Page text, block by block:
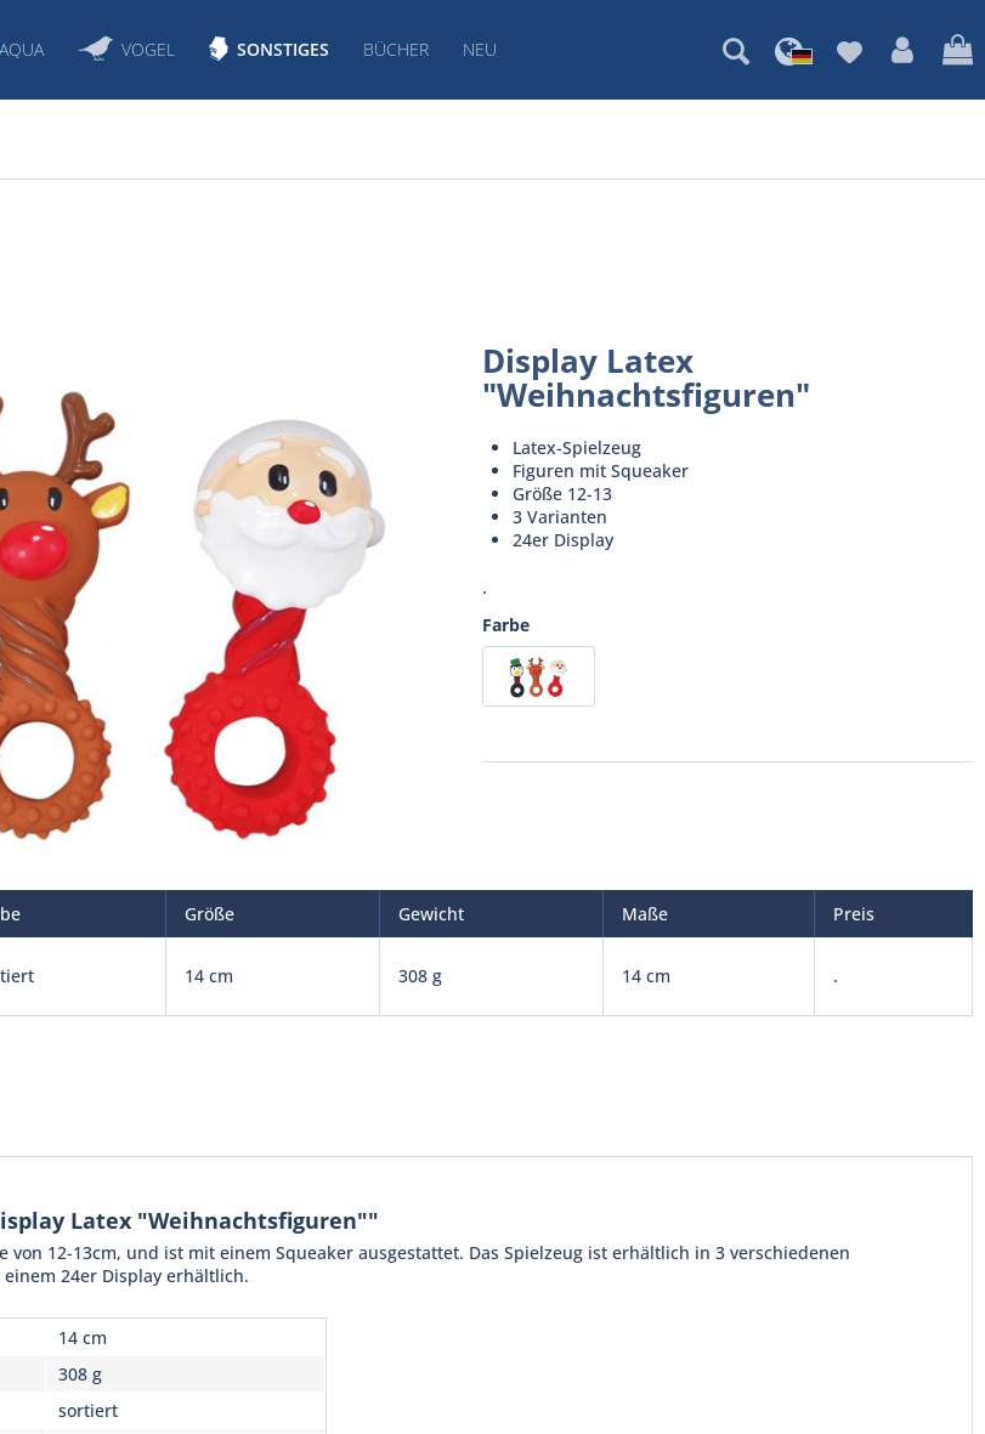
AQUA VOGEL SONSTIGES BÜCHER NEU
Display Latex
"Weihnachtsfiguren"
Latex-Spielzeug
Figuren mit Squeaker
Größe 12-13
3 Varianten
24er Display
.
Farbe
Größe Gewicht Maße Preis
14 cm 308 g 14 cm .
Latex "Weihnachtsfiguren""
von 12-13cm, und ist mit einem Squeaker ausgestattet. Das Spielzeug ist erhältlich in 3 verschiedenen
24er Display erhältlich.
14 cm
308 g
sortiert